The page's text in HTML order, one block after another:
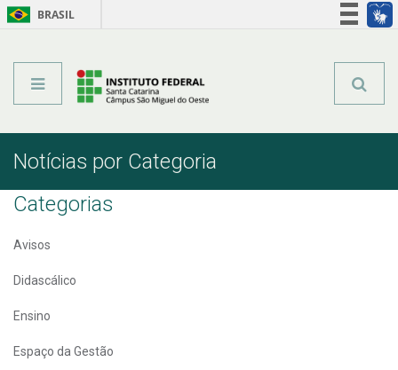
BRASIL
Notícias por Categoria
Categorias
Avisos
Didascálico
Ensino
Espaço da Gestão